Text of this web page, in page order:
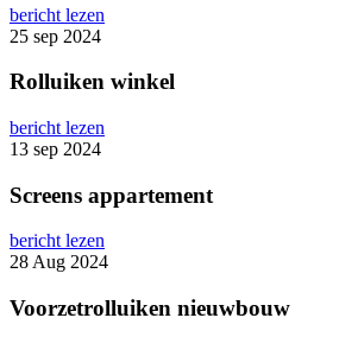
bericht lezen
25 sep 2024
Rolluiken winkel
bericht lezen
13 sep 2024
Screens appartement
bericht lezen
28 Aug 2024
Voorzetrolluiken nieuwbouw